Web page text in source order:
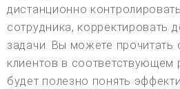
дистанционно
сотрудника, корректировать
задачи. Вы можете прочитать
клиентов в соответствующем
будет полезно понять